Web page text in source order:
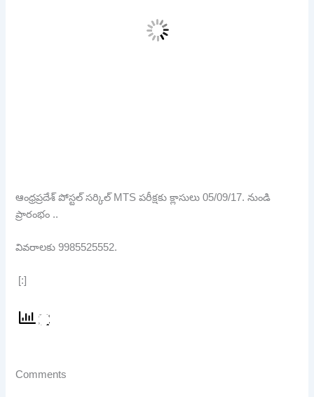
ఆంధ్రప్రదేశ్ పోస్టల్ సర్కిల్ MTS పరీక్షకు క్లాసులు 05/09/17. నుండి
ప్రారంభం ..
వివరాలకు 9985525552.
[:]
Comments